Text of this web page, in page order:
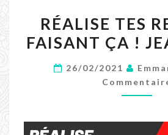
TES
ÇA
JEAN
RÉALISE TES
FAISANT ÇA !
26/02/2021